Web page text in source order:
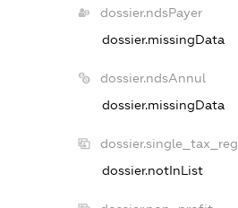
dossier.ndsPayer
dossier.missingData
dossier.ndsAnnul
dossier.missingData
dossier.single_tax_reg
dossier.notInList